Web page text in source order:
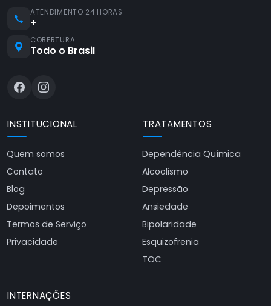
ATENDIMENTO 24 HORAS
+
COBERTURA
Todo o Brasil
INSTITUCIONAL
Quem somos
Contato
Blog
Depoimentos
Termos de Serviço
Privacidade
TRATAMENTOS
Dependência Química
Alcoolismo
Depressão
Ansiedade
Bipolaridade
Esquizofrenia
TOC
INTERNAÇÕES